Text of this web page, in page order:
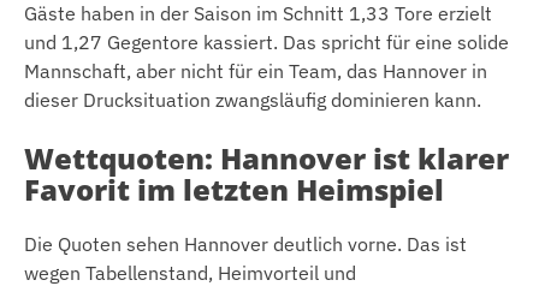
Gäste haben in der Saison im Schnitt 1,33 Tore erzielt
und 1,27 Gegentore kassiert. Das spricht für eine solide
Mannschaft, aber nicht für ein Team, das Hannover in
dieser Drucksituation zwangsläufig dominieren kann.
Wettquoten: Hannover ist klarer
Favorit im letzten Heimspiel
Die Quoten sehen Hannover deutlich vorne. Das ist
wegen Tabellenstand, Heimvorteil und